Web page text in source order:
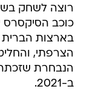
רוצה לשחק
כוכב הסיקסרס
בארצות הברית
הצרפתי,
הנבחרת
ב-2021.